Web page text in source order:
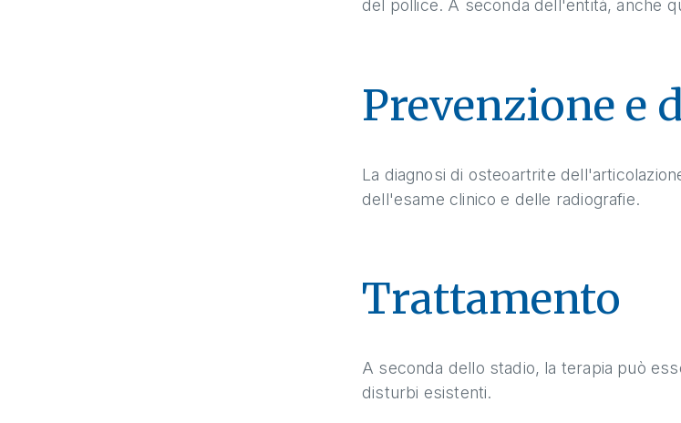
del pollice. A seconda dell'entità, anche
Prevenzione e
La diagnosi di osteoartrite
dell'esame clinico e delle radiografie.
Trattamento
A seconda dello stadio, la terapia può
disturbi esistenti.